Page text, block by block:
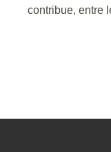
contribue, entre